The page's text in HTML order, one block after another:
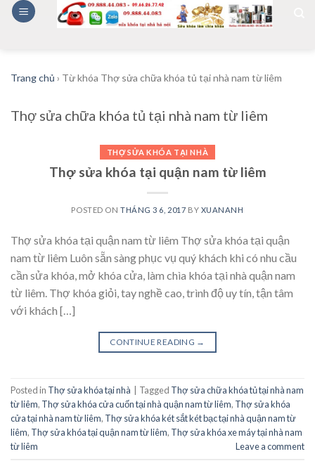
Skip
Trang chủ › Từ khóa Thợ sửa chữa khóa tủ tại nhà nam từ liêm
Thợ sửa chữa khóa tủ tại nhà nam từ liêm
THỢ SỬA KHÓA TẠI NHÀ
Thợ sửa khóa tại quận nam từ liêm
POSTED ONTHÁNG 3 6, 2017 BY XUANANH
Thợ sửa khóa tại quận nam từ liêm Thợ sửa khóa tại quận
nam từ liêm Luôn sẵn sàng phục vụ quý khách khi có nhu cầu
cần sửa khóa, mở khóa cửa, làm chìa khóa tại nhà quận nam
từ liêm. Thợ khóa giỏi, tay nghề cao, trình độ uy tín, tận tâm
với khách […]
CONTINUE READING →
Posted in Thợ sửa khóa tại nhà Tagged Thợ sửa chữa khóa tủ tại nhà nam
từ liêm, Thợ sửa khóa cửa cuốn tại nhà quận nam từ liêm, Thợ sửa khóa
cửa tại nhà nam từ liêm, Thợ sửa khóa két sắt két bạc tại nhà quận nam từ
liêm, Thợ sửa khóa tại quận nam từ liêm, Thợ sửa khóa xe máy tại nhà nam
từ liêm
Leave a comment